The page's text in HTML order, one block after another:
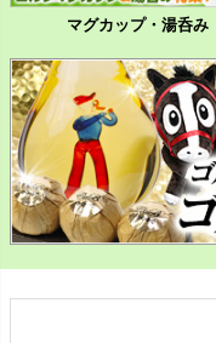
マグカップ・湯呑み